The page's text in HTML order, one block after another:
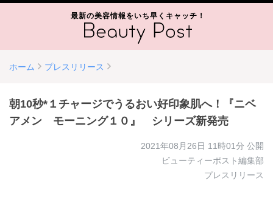
最新の美容情報をいち早くキャッチ！
ホーム プレスリリース
朝10秒*１チャージでうるおい好印象肌へ！『ニベ
アメン モーニング１０』 シリーズ新発売
2021年08月26日 11時01分 公開
ビューティーポスト編集部
プレスリリース